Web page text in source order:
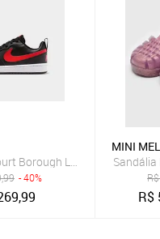
Borough Low Recraft
- 40%
MINI
R$